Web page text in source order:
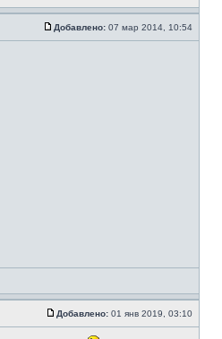
Добавлено: 07 мар 2014, 10:54
Добавлено: 01 янв 2019, 03:10